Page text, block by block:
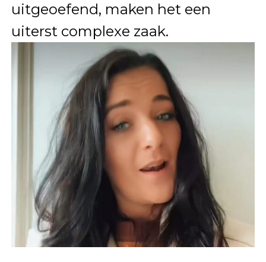
uitgeoefend, maken het een
uiterst complexe zaak.